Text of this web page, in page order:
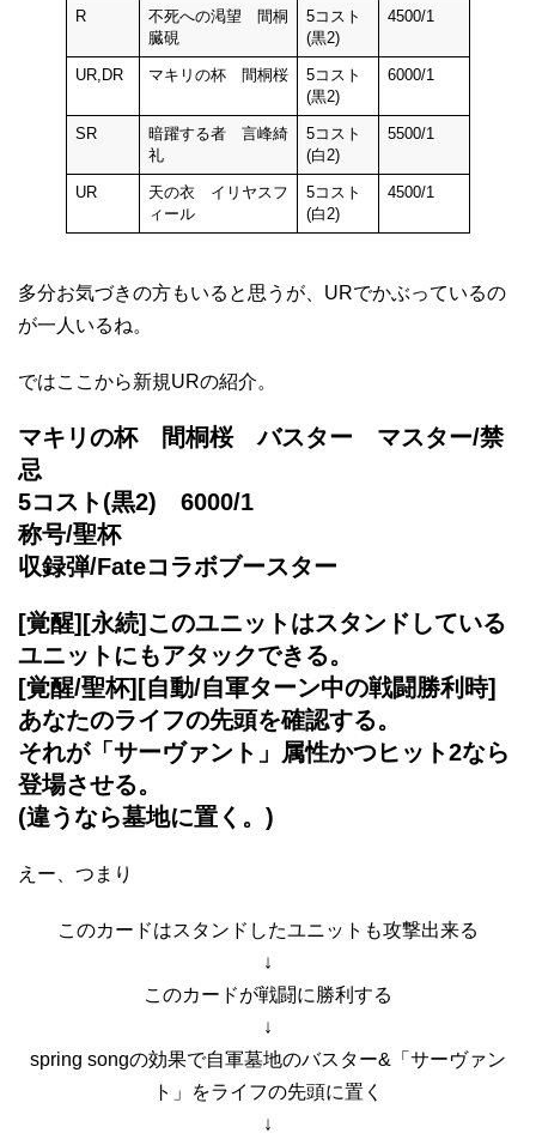
R
不死への渇望 間桐
臓硯
5コスト
(黒2)
4500/1
UR,DR マキリの杯 間桐桜
5コスト
(黒2)
6000/1
SR
暗躍する者 言峰綺
礼
5コスト
(白2)
5500/1
UR
天の衣 イリヤスフ
ィール
5コスト
(白2)
4500/1
多分お気づきの方もいると思うが、URでかぶっているの
が一人いるね。
ではここから新規URの紹介。
マキリの杯 間桐桜 バスター マスター/禁
忌
5コスト(黒2) 6000/1
称号/聖杯
収録弾/Fateコラボブースター
[覚醒][永続]このユニットはスタンドしている
ユニットにもアタックできる。
[覚醒/聖杯][自動/自軍ターン中の戦闘勝利時]
あなたのライフの先頭を確認する。
それが「サーヴァント」属性かつヒット2なら
登場させる。
(違うなら墓地に置く。)
えー、つまり
このカードはスタンドしたユニットも攻撃出来る
↓
このカードが戦闘に勝利する
↓
spring songの効果で自軍墓地のバスター&「サーヴァン
ト」をライフの先頭に置く
↓